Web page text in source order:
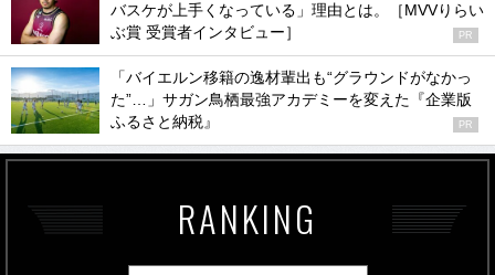
バスケが上手くなっている」理由とは。［MVVりらい
ぶ賞 受賞者インタビュー］
PR
「バイエルン移籍の逸材輩出も“グラウンドがなかっ
た”…」サガン鳥栖最強アカデミーを変えた『企業版
ふるさと納税』
PR
RANKING